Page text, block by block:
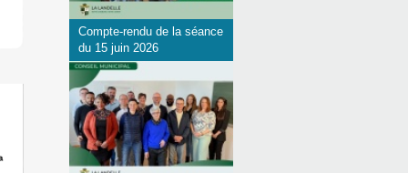
Compte-rendu de la séance
du 15 juin 2026